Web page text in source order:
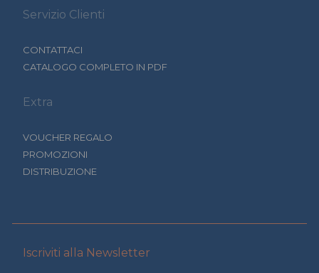
Servizio Clienti
CONTATTACI
CATALOGO COMPLETO IN PDF
Extra
VOUCHER REGALO
PROMOZIONI
DISTRIBUZIONE
Iscriviti alla Newsletter